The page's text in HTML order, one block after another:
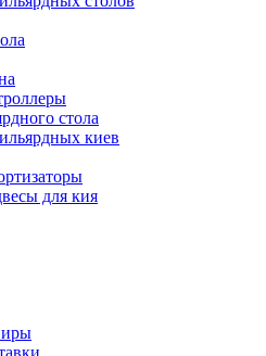
стола
киев
для кия